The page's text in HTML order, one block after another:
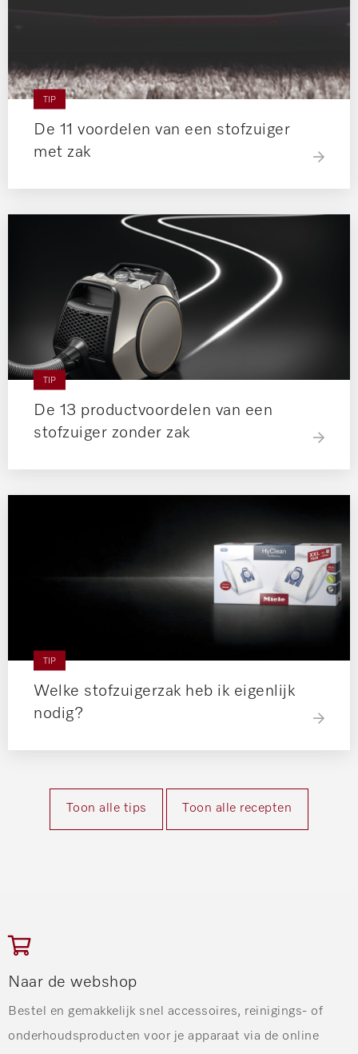
TIP
De 11 voordelen van een stofzuiger
met zak
TIP
De 13 productvoordelen van een
stofzuiger zonder zak
TIP
Welke stofzuigerzak heb ik eigenlijk
nodig?
Toon alle tips Toon alle recepten
Naar de webshop
Bestel en gemakkelijk snel accessoires, reinigings- of
onderhoudsproducten voor je apparaat via de online